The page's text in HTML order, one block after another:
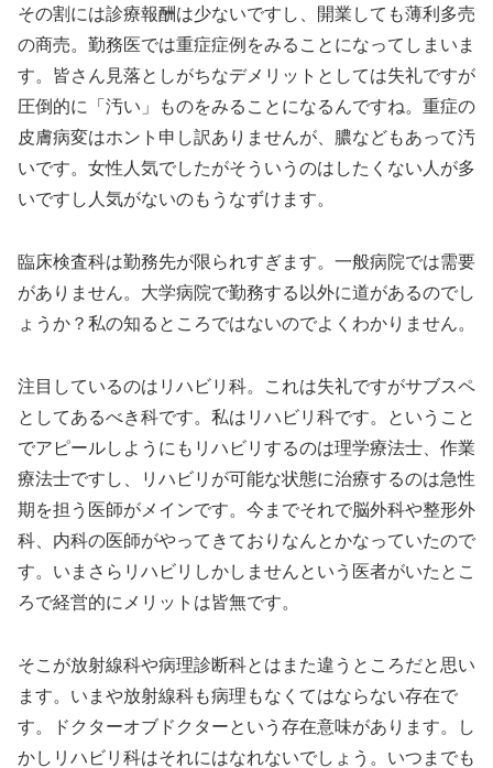
その割には診療報酬は少ないですし、開業しても薄利多売
の商売。勤務医では重症症例をみることになってしまいま
す。皆さん見落としがちなデメリットとしては失礼ですが
圧倒的に「汚い」ものをみることになるんですね。重症の
皮膚病変はホント申し訳ありませんが、膿などもあって汚
いです。女性人気でしたがそういうのはしたくない人が多
いですし人気がないのもうなずけます。
臨床検査科は勤務先が限られすぎます。一般病院では需要
がありません。大学病院で勤務する以外に道があるのでし
ょうか？私の知るところではないのでよくわかりません。
注目しているのはリハビリ科。これは失礼ですがサブスペ
としてあるべき科です。私はリハビリ科です。ということ
でアピールしようにもリハビリするのは理学療法士、作業
療法士ですし、リハビリが可能な状態に治療するのは急性
期を担う医師がメインです。今までそれで脳外科や整形外
科、内科の医師がやってきておりなんとかなっていたので
す。いまさらリハビリしかしませんという医者がいたとこ
ろで経営的にメリットは皆無です。
そこが放射線科や病理診断科とはまた違うところだと思い
ます。いまや放射線科も病理もなくてはならない存在で
す。ドクターオブドクターという存在意味があります。し
かしリハビリ科はそれにはなれないでしょう。いつまでも